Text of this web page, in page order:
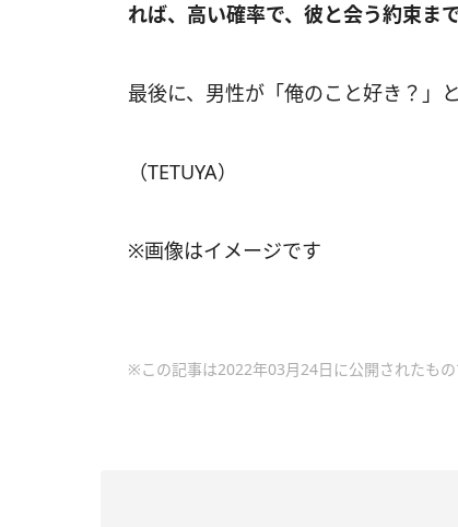
れば、高い確率で、彼と会う約束ま
最後に、男性が「俺のこと好き？」
（TETUYA）
※画像はイメージです
※この記事は2022年03月24日に公開されたも